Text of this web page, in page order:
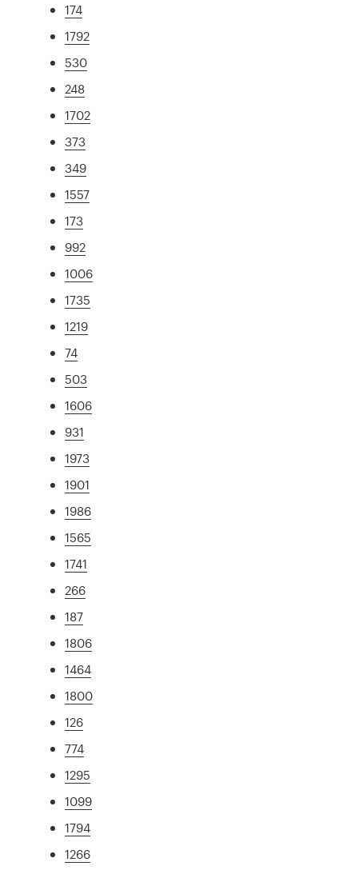
174
1792
530
248
1702
373
349
1557
173
992
1006
1735
1219
74
503
1606
931
1973
1901
1986
1565
1741
266
187
1806
1464
1800
126
774
1295
1099
1794
1266